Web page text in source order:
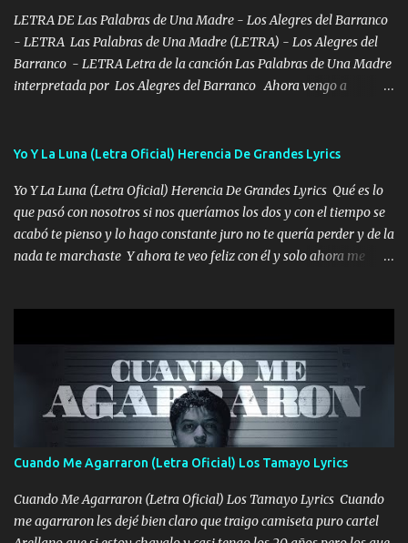
en corto me tiró a per...
LETRA DE Las Palabras de Una Madre - Los Alegres del Barranco
- LETRA Las Palabras de Una Madre (LETRA) - Los Alegres del
Barranco - LETRA Letra de la canción Las Palabras de Una Madre
interpretada por Los Alegres del Barranco Ahora vengo a
viento a su hijo y aunque ahora ya este con Dios el destino así lo
seguiré esperando hasta volvernos a vernos El recuerdo que yo
tengo de mi mente no se va, en mi corazón me llevo lo mismo que
tu papá, a veces me pongo triste porque no puedo mirarte, mas se
que tu me escuchas porque tu eres mi gran ángel, El desespero me
Yo Y La Luna (Letra Oficial) Herencia De Grandes Lyrics
Yo Y La Luna (Letra Oficial) Herencia De Grandes Lyrics Qué es lo
que pasó con nosotros si nos queríamos los dos y con el tiempo se
acabó te pienso y lo hago constante juro no te quería perder y de la
nada te marchaste Y ahora te veo feliz con él y solo ahora me
pero eso ya no va a pasar me perderé en la soledad Porque me
mirabas bonito si yo no fui el final feliz el final fue triste pa mí Y
duele no tenerte aquí sabiendo que moría por ti yo y la luna
cantamos y por ti nos embriagamos Quién sabe qué será de mí si
contigo fui muy feliz a lo mejor no lloró pero muy en el fondo te
adoro
Cuando Me Agarraron (Letra Oficial) Los Tamayo Lyrics
Cuando Me Agarraron (Letra Oficial) Los Tamayo Lyrics Cuando
me agarraron les dejé bien claro que traigo camiseta puro cartel